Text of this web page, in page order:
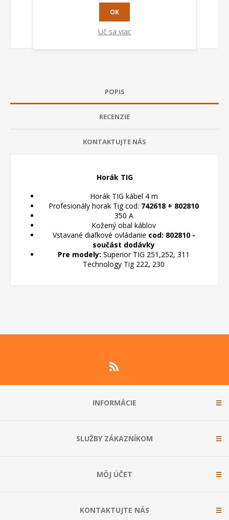
POPIS
RECENZIE
KONTAKTUJTE NÁS
Horák TIG
Horák TIG kábel 4 m
Profesionály horak Tig cod: 742618 + 802810
350 A
Kožený obal káblov
Vstavané diaľkové ovládanie cod: 802810 -
součást dodávky
Pre modely: Superior TIG 251,252, 311
Technology Tig 222, 230
INFORMÁCIE
SLUŽBY ZÁKAZNÍKOM
MÔJ ÚČET
KONTAKTUJTE NÁS
OK
Uč sa viac